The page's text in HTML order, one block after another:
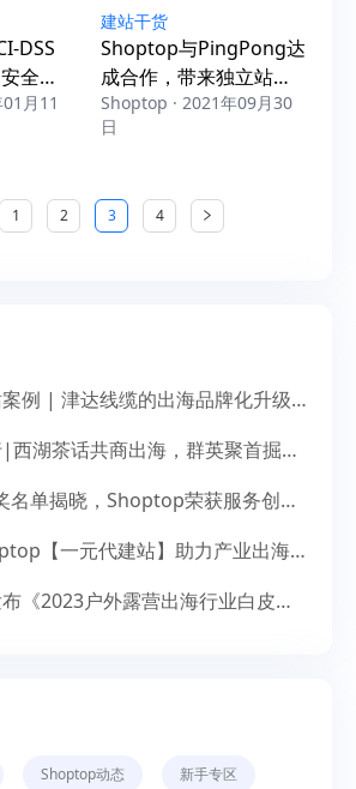
DSS
全、
月11
建站干货
Shoptop与PingPong达
成合作，带来独立站收
款新体验
Shoptop · 2021年09月30
日
1 2 3 4
Shoptop代建站案例 | 津达线缆的出海品牌化升级之道
Shoptop杭州行|西湖茶话共商出海，群英聚首掘金未来
星球奖2022 获奖名单揭晓，Shoptop荣获服务创新奖！
抢位报名！Shoptop【一元代建站】助力产业出海，献礼14周年
Shoptop重磅发布《2023户外露营出海行业白皮书》！聚焦150亿美元市场，探寻增长新机遇
Shoptop动态 新手专区